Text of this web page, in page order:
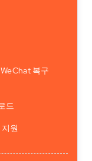
복구
드
원